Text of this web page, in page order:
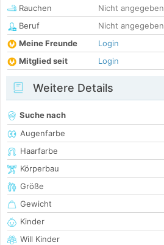
Rauchen
Nicht angegeben
Beruf
Nicht angegeben
Meine Freunde
Login
Mitglied seit
Login
Weitere Details
Suche nach
Augenfarbe
Haarfarbe
Körperbau
Größe
Gewicht
Kinder
Will Kinder